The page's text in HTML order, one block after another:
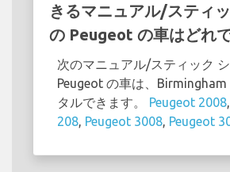
きるマニュアル/スティ
の Peugeot の車はどれ
次のマニュアル/スティック シ
Peugeot の車は、Birmingham
タルできます。 Peugeot 2008,
208, Peugeot 3008, Peugeot